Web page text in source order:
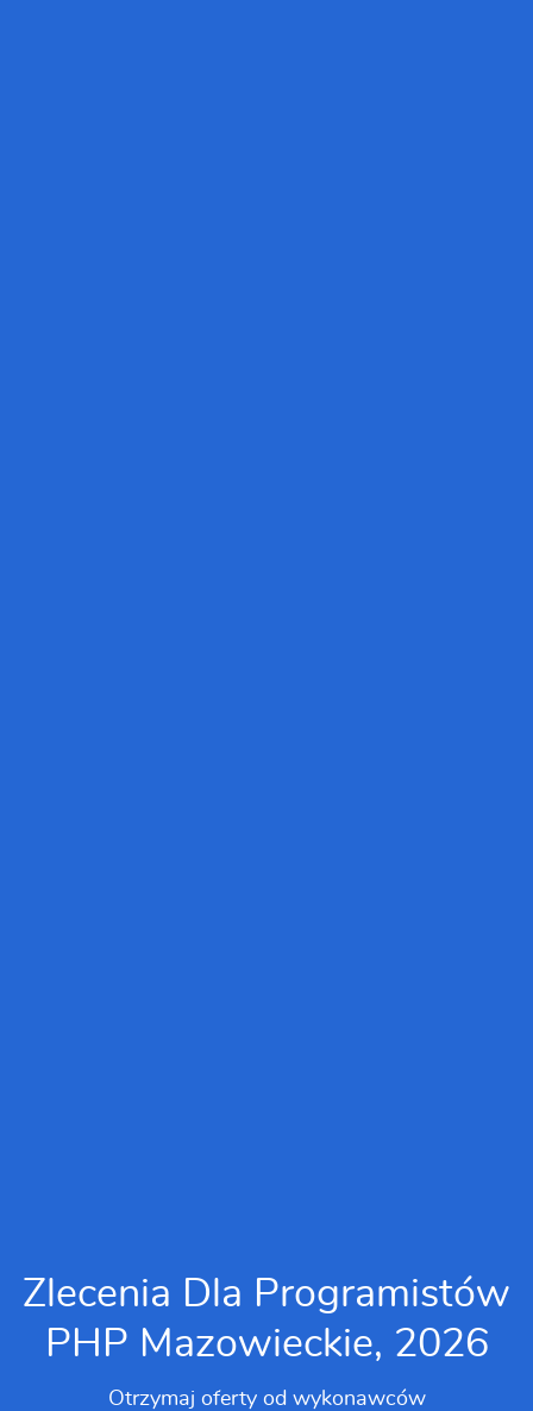
Zlecenia Dla Programistów
PHP Mazowieckie, 2026
Otrzymaj oferty od wykonawców